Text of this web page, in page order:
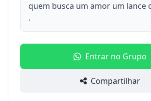
quem busca um amor um lance
.
Entrar no Grupo
Compartilhar